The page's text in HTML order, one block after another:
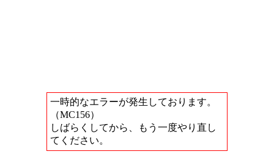
一時的なエラーが発生しております。
（MC156）
しばらくしてから、もう一度やり直し
てください。